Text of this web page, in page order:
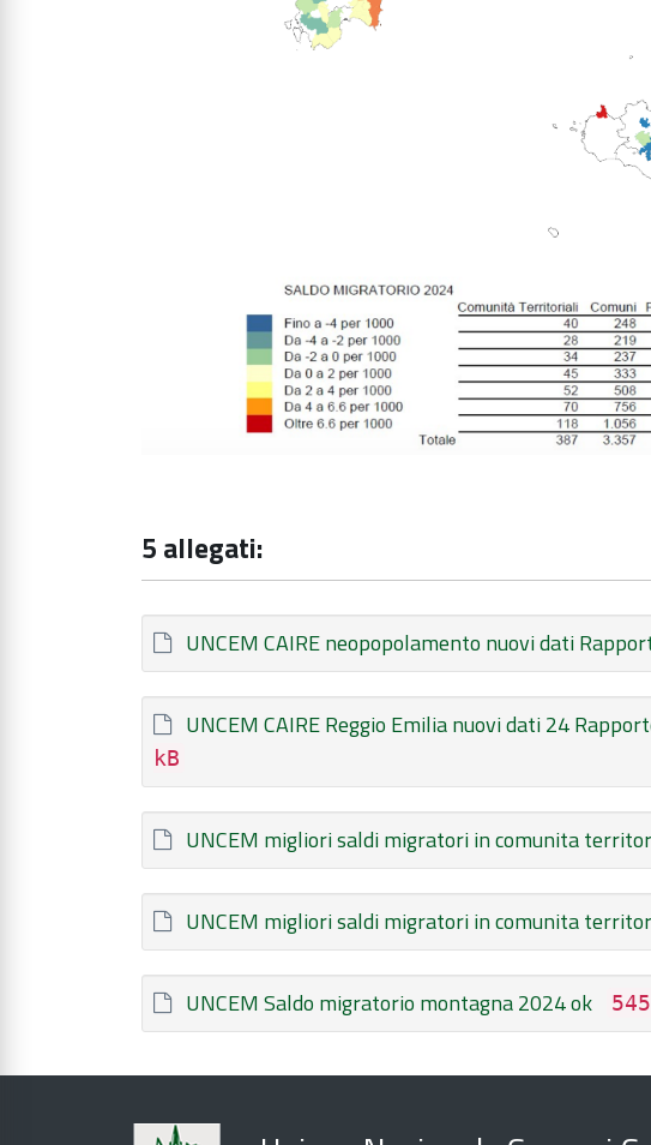
5 allegati:
UNCEM CAIRE neopopolamento nuovi dati
UNCEM CAIRE Reggio Emilia nuovi dati 24
kB
UNCEM migliori saldi migratori in comunita
UNCEM migliori saldi migratori in comunita
UNCEM Saldo migratorio montagna 2024 ok